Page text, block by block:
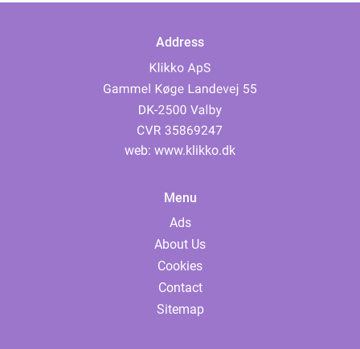
Address
web: www.klikko.dk
Menu
Ads
About Us
Cookies
Contact
Sitemap